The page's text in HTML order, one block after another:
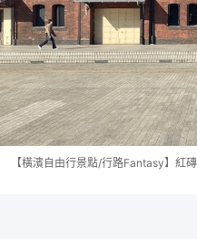
【橫濱自由行景點/行路Fantasy】紅